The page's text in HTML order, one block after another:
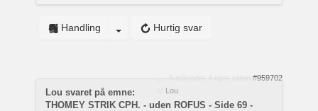
Hurtig svar
Handling
#959702
Lou
Lou svaret på emne:
THOMEY STRIK CPH. - uden ROFUS - Side 69 -